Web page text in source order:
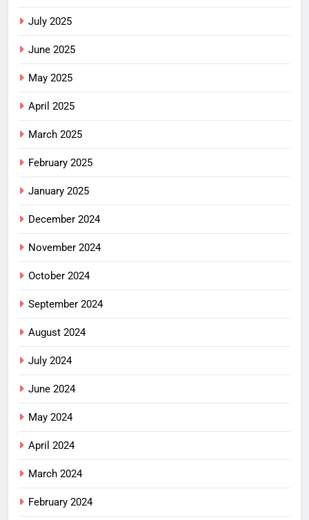
July 2025
June 2025
May 2025
April 2025
March 2025
February 2025
January 2025
December 2024
November 2024
October 2024
September 2024
August 2024
July 2024
June 2024
May 2024
April 2024
March 2024
February 2024